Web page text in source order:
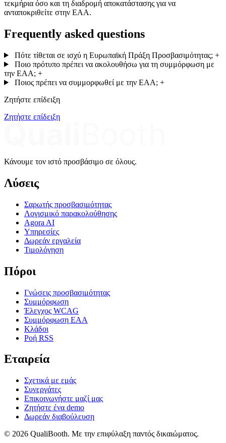
τεκμήρια όσο και τη διαδρομή αποκατάστασης για να
ανταποκριθείτε στην EAA.
Frequently asked questions
Πότε τίθεται σε ισχύ η Ευρωπαϊκή Πράξη Προσβασιμότητας; +
Ποιο πρότυπο πρέπει να ακολουθήσω για τη συμμόρφωση με
την EAA; +
Ποιος πρέπει να συμμορφωθεί με την EAA; +
Ζητήστε επίδειξη
Ζητήστε επίδειξη
Κάνουμε τον ιστό προσβάσιμο σε όλους.
Λύσεις
Σαρωτής προσβασιμότητας
Λογισμικό παρακολούθησης
Agora AI
Υπηρεσίες
Δωρεάν εργαλεία
Τιμολόγηση
Πόροι
Γνώσεις προσβασιμότητας
Συμμόρφωση
Έλεγχος WCAG
Συμμόρφωση EAA
Κλάδοι
Ροή RSS
Εταιρεία
Σχετικά με εμάς
Συνεργάτες
Επικοινωνήστε μαζί μας
Ζητήστε ένα demo
Δωρεάν διαβούλευση
© 2026 QualiBooth. Με την επιφύλαξη παντός δικαιώματος.